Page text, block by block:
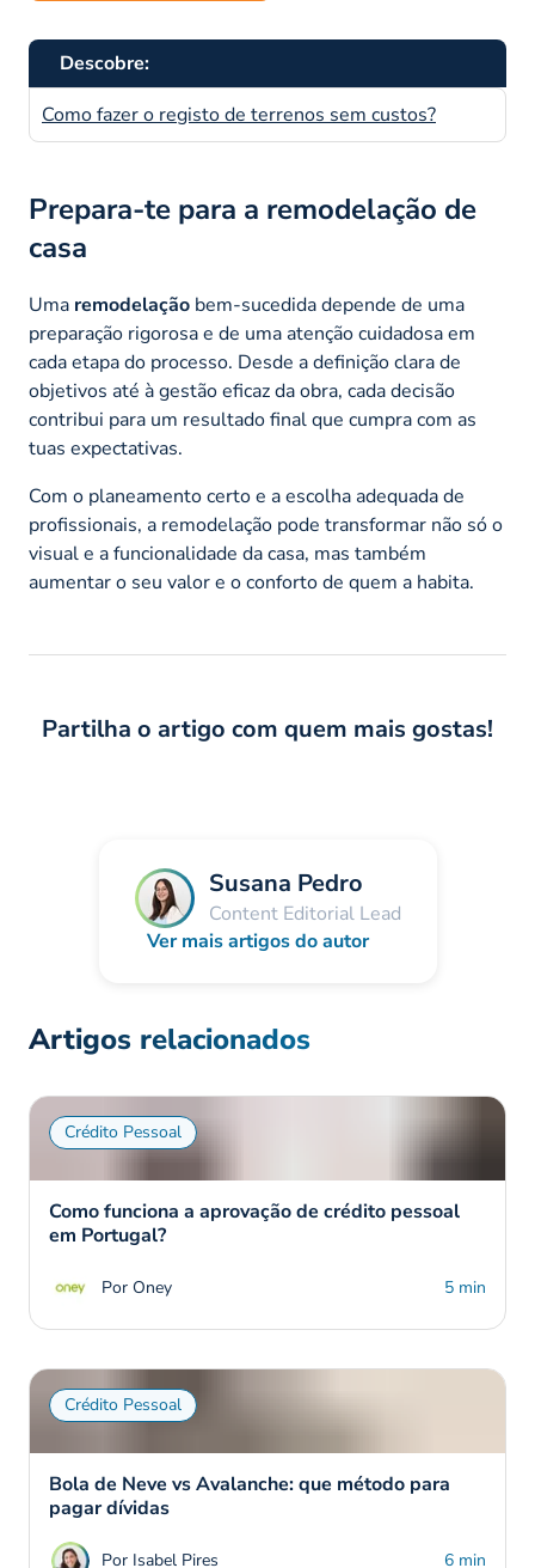
Descobre:
Como fazer o registo de terrenos sem custos?
Prepara-te para a remodelação de
casa
Uma remodelação bem-sucedida depende de uma
preparação rigorosa e de uma atenção cuidadosa em
cada etapa do processo. Desde a definição clara de
objetivos até à gestão eficaz da obra, cada decisão
contribui para um resultado final que cumpra com as
tuas expectativas.
Com o planeamento certo e a escolha adequada de
profissionais, a remodelação pode transformar não só o
visual e a funcionalidade da casa, mas também
aumentar o seu valor e o conforto de quem a habita.
Partilha o artigo com quem mais gostas!
Susana Pedro
Content Editorial Lead
Ver mais artigos do autor
Artigos relacionados
Crédito Pessoal
Como funciona a aprovação de crédito pessoal
em Portugal?
Por Oney 5 min
Crédito Pessoal
Bola de Neve vs Avalanche: que método para
pagar dívidas
Por Isabel Pires 6 min